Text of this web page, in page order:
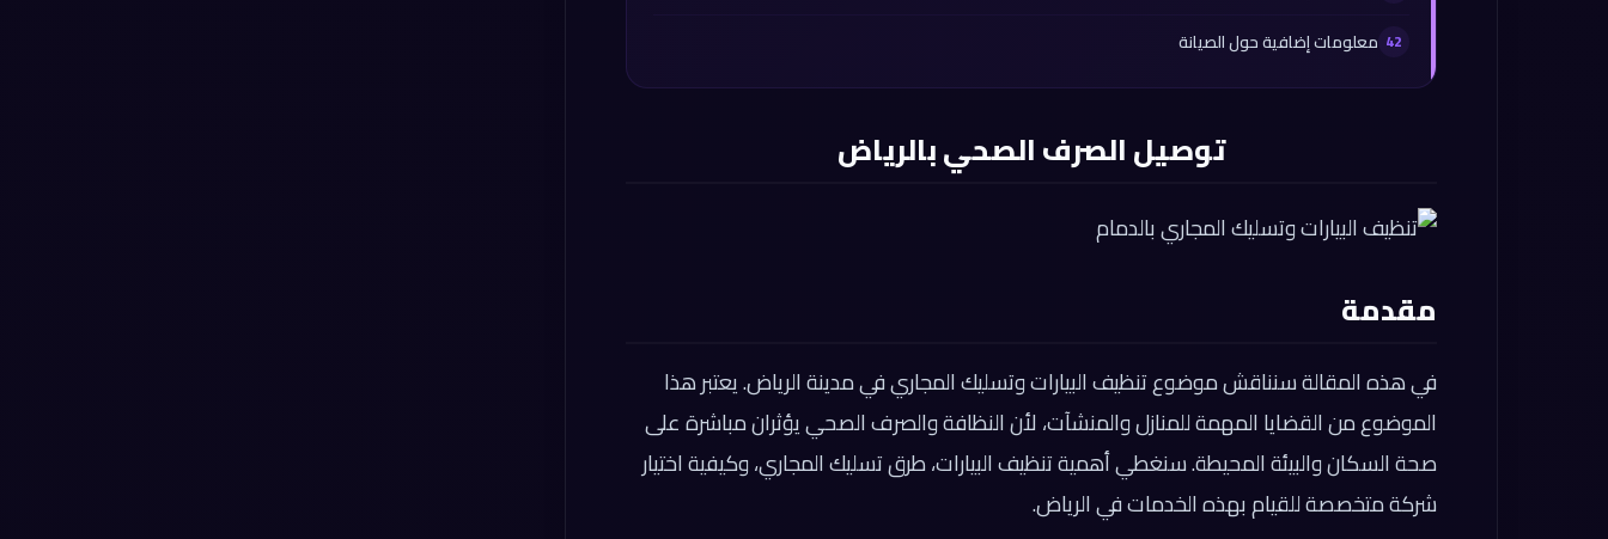
معلومات إضافية حول الصيانة
توصيل الصرف الصحي بالرياض
مقدمة
في هذه المقالة سنناقش موضوع تنظيف البيارات وتسليك المجاري في مدينة الرياض. يعتبر هذا
الموضوع من القضايا المهمة للمنازل والمنشآت، لأن النظافة والصرف الصحي يؤثران مباشرة على
صحة السكان والبيئة المحيطة. سنغطي أهمية تنظيف البيارات، طرق تسليك المجاري، وكيفية اختيار
شركة متخصصة للقيام بهذه الخدمات في الرياض.